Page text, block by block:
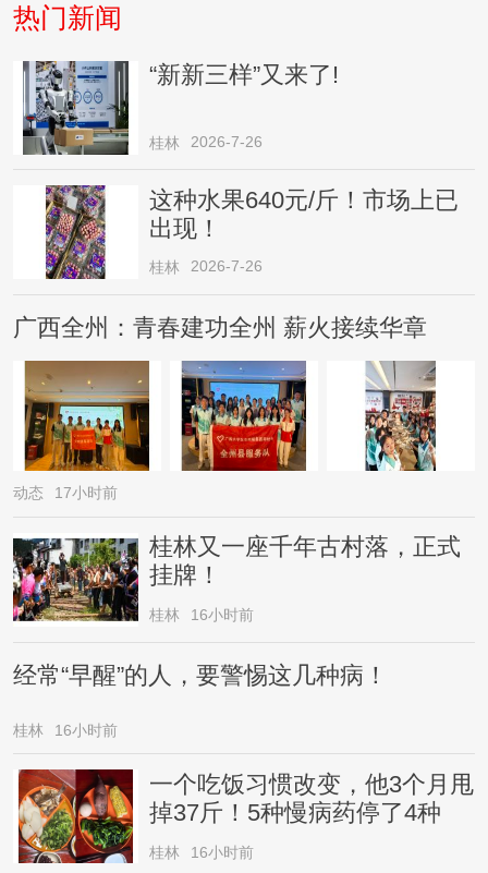
热门新闻
“新新三样”又来了!
桂林 2026-7-26
这种水果640元/斤！市场上已
出现！
桂林 2026-7-26
广西全州：青春建功全州 薪火接续华章
动态 17小时前
桂林又一座千年古村落，正式
挂牌！
桂林 16小时前
经常“早醒”的人，要警惕这几种病！
桂林 16小时前
一个吃饭习惯改变，他3个月甩
掉37斤！5种慢病药停了4种
桂林 16小时前